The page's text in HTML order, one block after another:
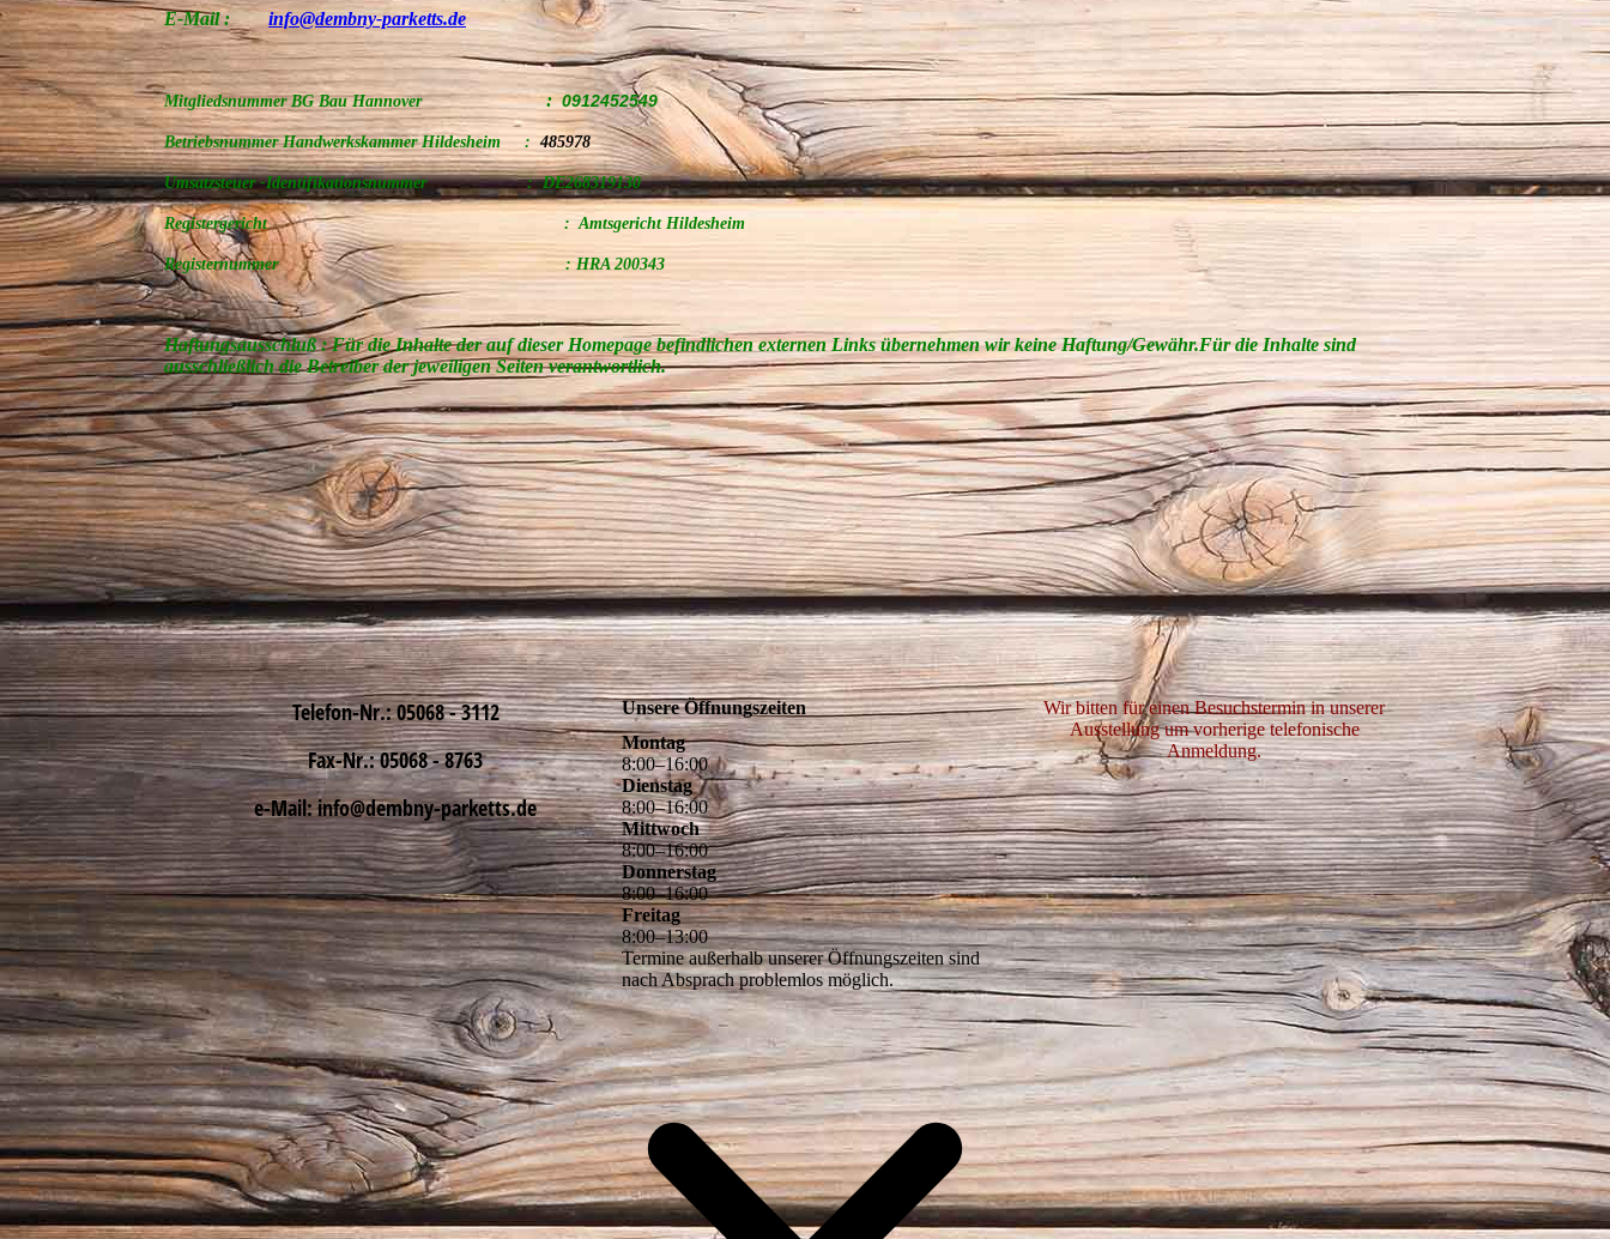
E-Mail : info@dembny-parketts.de
Mitgliedsnummer BG Bau Hannover :0912452549
Betriebsnummer Handwerkskammer Hildesheim :485978
Umsatzsteuer -Identifikationsnummer : DE268319130
Registergericht : Amtsgericht Hildesheim
Registernummer : HRA 200343
Haftungsausschluß : Für die Inhalte der auf dieser Homepage befindlichen externen Links übernehmen wir keine Haftung/Gewähr.Für die Inhalte sind
ausschließlich die Betreiber der jeweiligen Seiten verantwortlich.
Telefon-Nr.: 05068 - 3112
Fax-Nr.: 05068 - 8763
e-Mail: info@dembny-parketts.de
Unsere Öffnungszeiten
Montag
8:00–16:00
Dienstag
8:00–16:00
Mittwoch
8:00–16:00
Donnerstag
8:00–16:00
Freitag
8:00–13:00
Termine außerhalb unserer Öffnungszeiten sind
nach Absprach problemlos möglich.
Wir bitten für einen Besuchstermin in unserer
Ausstellung um vorherige telefonische
Anmeldung.